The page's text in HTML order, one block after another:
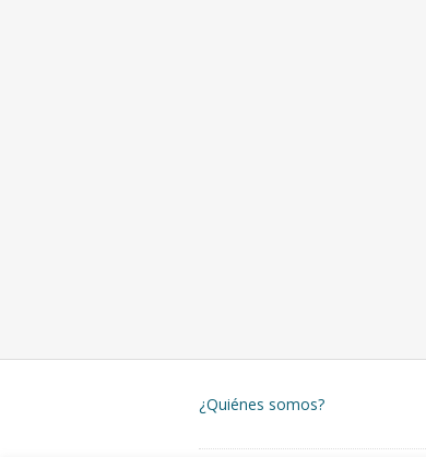
¿Quiénes somos?